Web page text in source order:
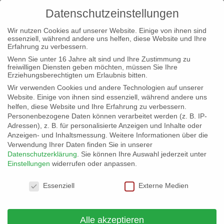
« Alle Veranstaltungen
Diese Veranstaltung hat bereits stattgefunden.
Landesparteitag Hessen
Am 10.09.2022 findet in Fulda der Landesparteitag
Hessen statt.
Datenschutzeinstellungen
Wir nutzen Cookies auf unserer Website. Einige von ihnen sind
essenziell, während andere uns helfen, diese Website und Ihre
Erfahrung zu verbessern.
Wenn Sie unter 16 Jahre alt sind und Ihre Zustimmung zu
freiwilligen Diensten geben möchten, müssen Sie Ihre
Erziehungsberechtigten um Erlaubnis bitten.
Wir verwenden Cookies und andere Technologien auf unserer
Website. Einige von ihnen sind essenziell, während andere uns
helfen, diese Website und Ihre Erfahrung zu verbessern.
Personenbezogene Daten können verarbeitet werden (z. B. IP-
Adressen), z. B. für personalisierte Anzeigen und Inhalte oder
Anzeigen- und Inhaltsmessung. Weitere Informationen über die
Verwendung Ihrer Daten finden Sie in unserer
Datenschutzerklärung
Sie können Ihre Auswahl jederzeit unter
Einstellungen widerrufen oder anpassen.
Essenziell
Externe Medien
Alle akzeptieren